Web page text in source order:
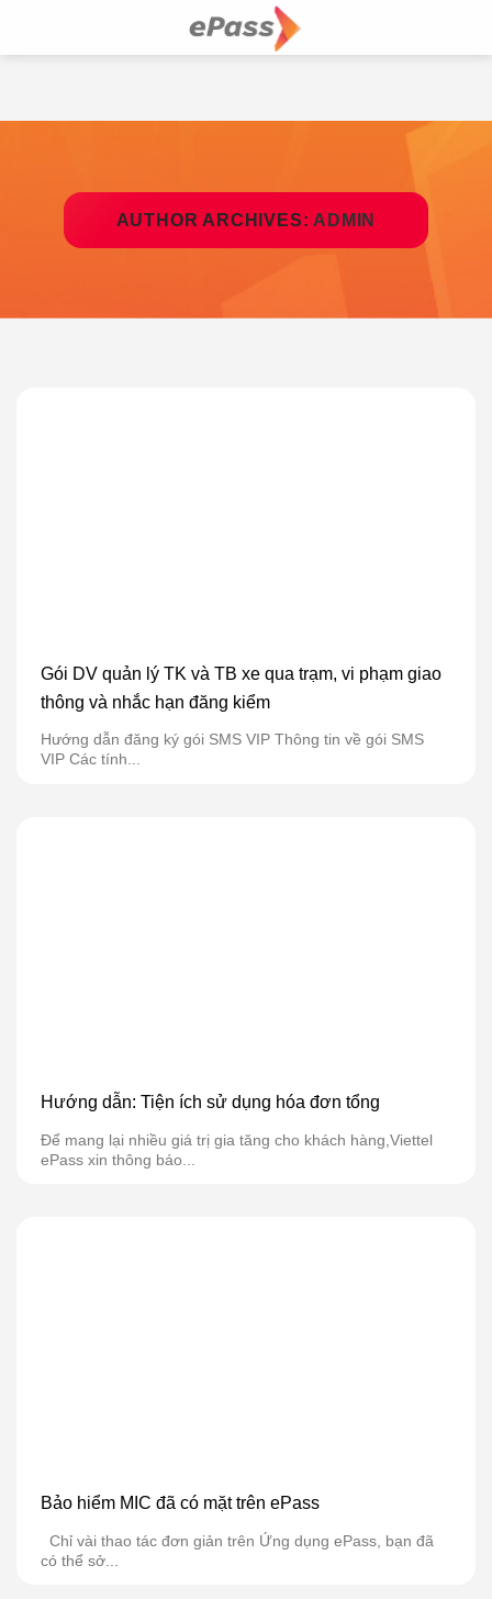
AUTHOR ARCHIVES: ADMIN
Gói DV quản lý TK và TB xe qua trạm, vi phạm giao
thông và nhắc hạn đăng kiểm
Hướng dẫn đăng ký gói SMS VIP Thông tin về gói SMS
VIP Các tính...
Hướng dẫn: Tiện ích sử dụng hóa đơn tổng
Để mang lại nhiều giá trị gia tăng cho khách hàng,Viettel
ePass xin thông báo...
Bảo hiểm MIC đã có mặt trên ePass
Chỉ vài thao tác đơn giản trên Ứng dụng ePass, bạn đã
có thể sở...